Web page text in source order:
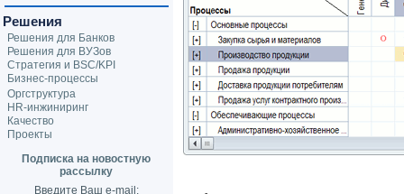
Решения
Решения для Банков
Решения для ВУЗов
Стратегия и BSC/KPI
Бизнес-процессы
Оргструктура
HR-инжиниринг
Качество
Проекты
Подписка на новостную
рассылку
Введите Ваш e-mail: